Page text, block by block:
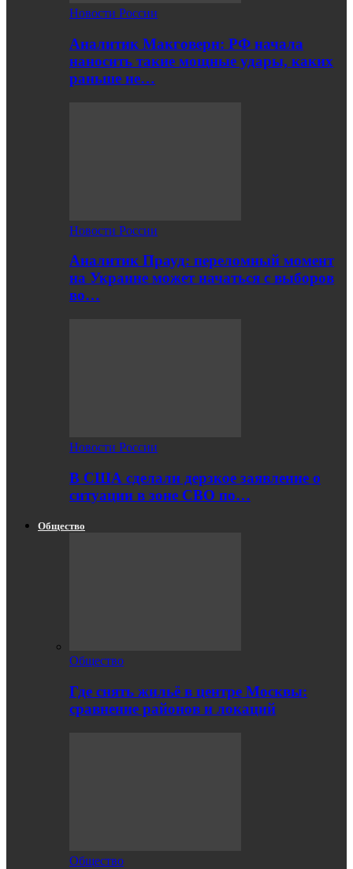
Новости России
Аналитик Макговерн: РФ начала
наносить такие мощные удары, каких
раньше не…
Новости России
Аналитик Прауд: переломный момент
на Украине может начаться с выборов
во…
Новости России
В США сделали дерзкое заявление о
ситуации в зоне СВО по…
Общество
Общество
Где снять жильё в центре Москвы:
сравнение районов и локаций
Общество